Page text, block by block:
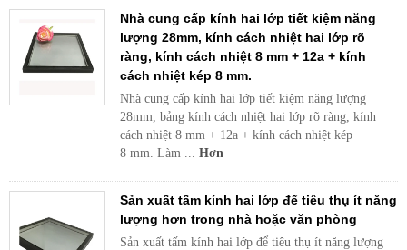
Nhà cung cấp kính hai lớp tiết kiệm năng
lượng 28mm, kính cách nhiệt hai lớp rõ
ràng, kính cách nhiệt 8 mm + 12a + kính
cách nhiệt kép 8 mm.
Nhà cung cấp kính hai lớp tiết kiệm năng lượng
28mm, bảng kính cách nhiệt hai lớp rõ ràng, kính
cách nhiệt 8 mm + 12a + kính cách nhiệt kép
8 mm. Làm ... Hơn
Sản xuất tấm kính hai lớp để tiêu thụ ít năng
lượng hơn trong nhà hoặc văn phòng
Sản xuất tấm kính hai lớp để tiêu thụ ít năng lượng